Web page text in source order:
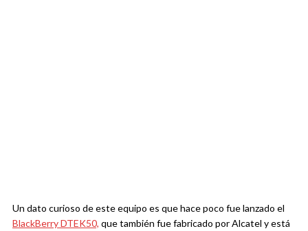
Un dato curioso de este equipo es que hace poco fue lanzado el
BlackBerry DTEK50, que también fue fabricado por Alcatel y está